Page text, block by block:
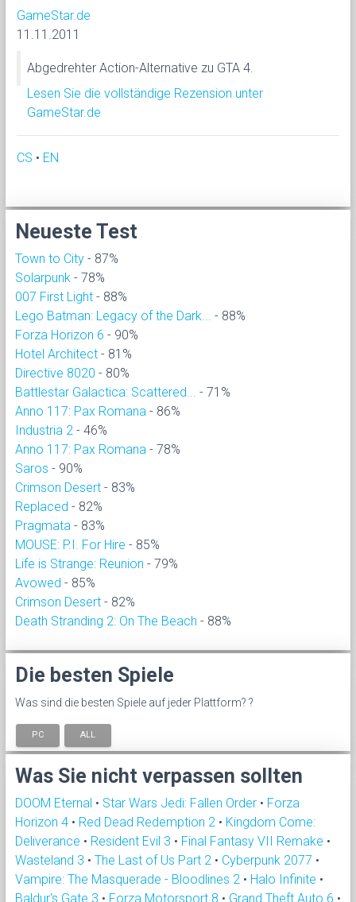
GameStar.de
11.11.2011
Abgedrehter Action-Alternative zu GTA 4.
Lesen Sie die vollständige Rezension unter
GameStar.de
CS • EN
Neueste Test
Town to City - 87%
Solarpunk - 78%
007 First Light - 88%
Lego Batman: Legacy of the Dark...
- 88%
Forza Horizon 6 - 90%
Hotel Architect - 81%
Directive 8020 - 80%
Battlestar Galactica: Scattered...
- 71%
Anno 117: Pax Romana - 86%
Industria 2 - 46%
Anno 117: Pax Romana - 78%
Saros - 90%
Crimson Desert - 83%
Replaced - 82%
Pragmata - 83%
MOUSE: P.I. For Hire - 85%
Life is Strange: Reunion - 79%
Avowed - 85%
Crimson Desert - 82%
Death Stranding 2: On The Beach - 88%
Die besten Spiele
Was sind die besten Spiele auf jeder Plattform? ?
PC ALL
Was Sie nicht verpassen sollten
DOOM Eternal • Star Wars Jedi: Fallen Order • Forza
Horizon 4 • Red Dead Redemption 2 • Kingdom Come:
Deliverance • Resident Evil 3 • Final Fantasy VII Remake •
Wasteland 3 • The Last of Us Part 2 • Cyberpunk 2077 •
Vampire: The Masquerade - Bloodlines 2 • Halo Infinite •
Baldur's Gate 3 • Forza Motorsport 8 • Grand Theft Auto 6 •